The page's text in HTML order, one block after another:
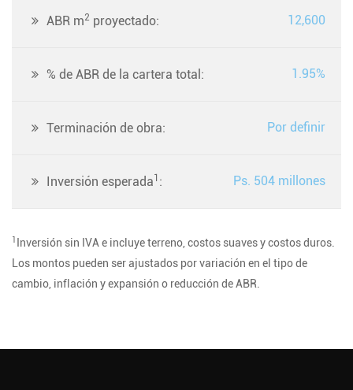
ABR m2 proyectado: 12,600
% de ABR de la cartera total: 1.95%
Terminación de obra: Por definir
Inversión esperada1 : Ps. 504 millones
1
Inversión sin IVA e incluye terreno, costos suaves y costos duros.
Los montos pueden ser ajustados por variación en el tipo de
cambio, inflación y expansión o reducción de ABR.